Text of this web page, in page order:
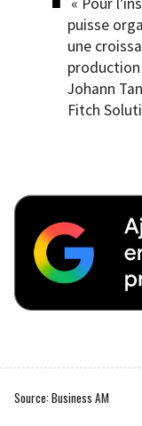
« Pour
puisse
une
Johann
Fitch
Source: Business AM